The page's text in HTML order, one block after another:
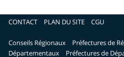
CONTACT PLAN DU SITE CGU
Conseils Régionaux Préfectures de
Départementaux
Préfectures de